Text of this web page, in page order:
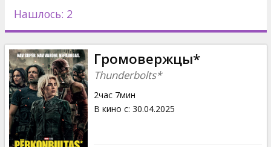
Новости
Подарки
Кинозакуски
B2B
Нашлось: 2
Громовержцы*
Thunderbolts*
2час 7мин
В кино с: 30.04.2025